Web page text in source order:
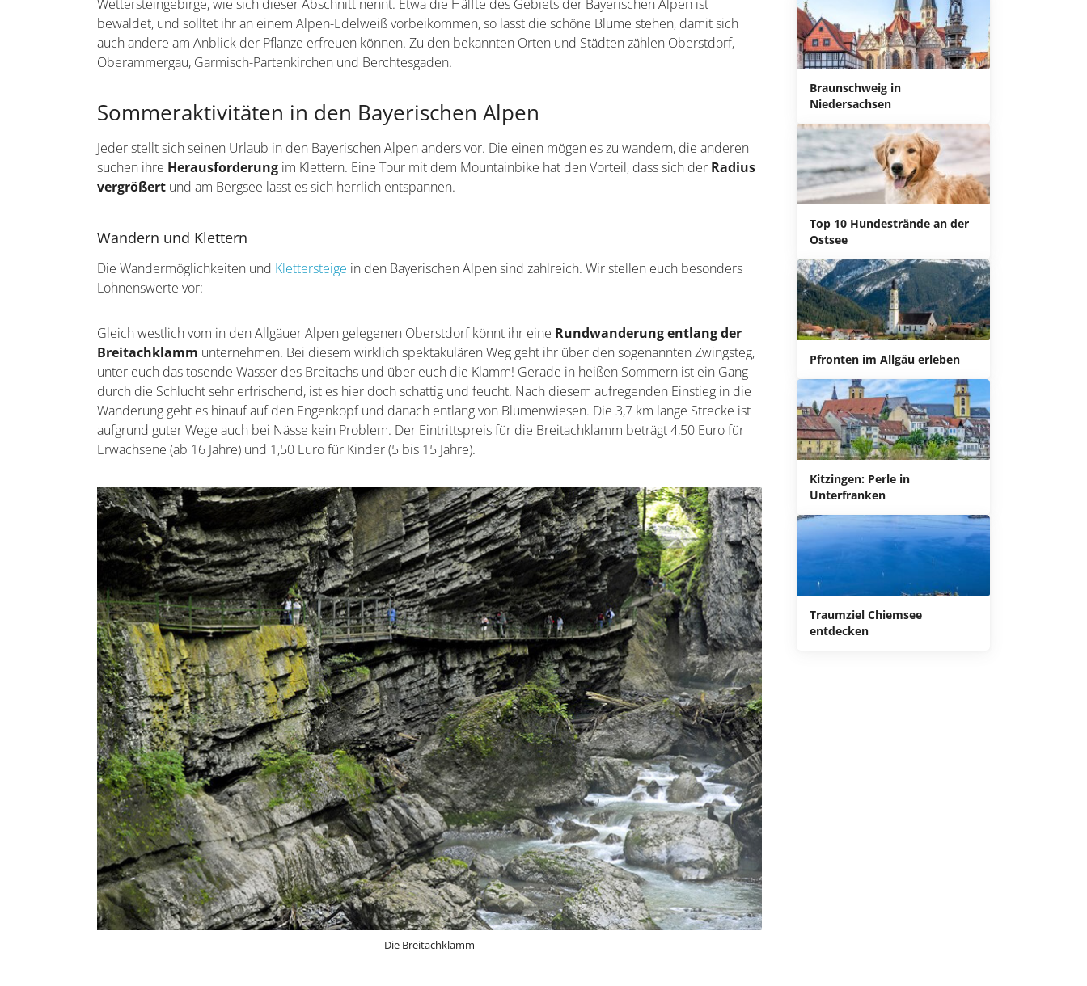
Wettersteingebirge, wie sich dieser Abschnitt nennt. Etwa die Hälfte des Gebiets der Bayerischen Alpen ist
bewaldet, und solltet ihr an einem Alpen-Edelweiß vorbeikommen, so lasst die schöne Blume stehen, damit sich
auch andere am Anblick der Pflanze erfreuen können. Zu den bekannten Orten und Städten zählen Oberstdorf,
Oberammergau, Garmisch-Partenkirchen und Berchtesgaden.
Sommeraktivitäten in den Bayerischen Alpen
Jeder stellt sich seinen Urlaub in den Bayerischen Alpen anders vor. Die einen mögen es zu wandern, die anderen
suchen ihre Herausforderung im Klettern. Eine Tour mit dem Mountainbike hat den Vorteil, dass sich der Radius
vergrößert und am Bergsee lässt es sich herrlich entspannen.
Wandern und Klettern
Die Wandermöglichkeiten und Klettersteige in den Bayerischen Alpen sind zahlreich. Wir stellen euch besonders
Lohnenswerte vor:
Gleich westlich vom in den Allgäuer Alpen gelegenen Oberstdorf könnt ihr eine Rundwanderung entlang der
Breitachklamm unternehmen. Bei diesem wirklich spektakulären Weg geht ihr über den sogenannten Zwingsteg,
unter euch das tosende Wasser des Breitachs und über euch die Klamm! Gerade in heißen Sommern ist ein Gang
durch die Schlucht sehr erfrischend, ist es hier doch schattig und feucht. Nach diesem aufregenden Einstieg in die
Wanderung geht es hinauf auf den Engenkopf und danach entlang von Blumenwiesen. Die 3,7 km lange Strecke ist
aufgrund guter Wege auch bei Nässe kein Problem. Der Eintrittspreis für die Breitachklamm beträgt 4,50 Euro für
Erwachsene (ab 16 Jahre) und 1,50 Euro für Kinder (5 bis 15 Jahre).
Die Breitachklamm
Braunschweig in
Niedersachsen
Top 10 Hundestrände an der
Ostsee
Pfronten im Allgäu erleben
Kitzingen: Perle in
Unterfranken
Traumziel Chiemsee
entdecken